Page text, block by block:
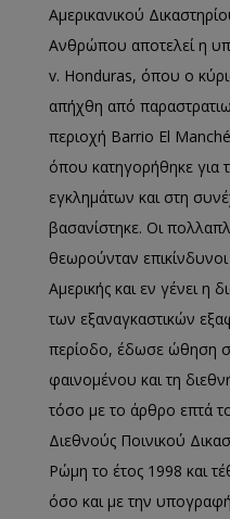
Αμερικανικού
Ανθρώπου αποτελεί η
v. Honduras, όπου ο
απήχθη από
περιοχή Barrio El
όπου κατηγορήθηκε για
εγκλημάτων και στη
βασανίστηκε. Οι
θεωρούνταν επικίνδυνοι
Αμερικής και εν γένει η
των εξαναγκαστικών
περίοδο, έδωσε ώθηση
φαινομένου και τη
τόσο με το άρθρο επτά
Διεθνούς Ποινικού
Ρώμη το έτος 1998 και
όσο και με την